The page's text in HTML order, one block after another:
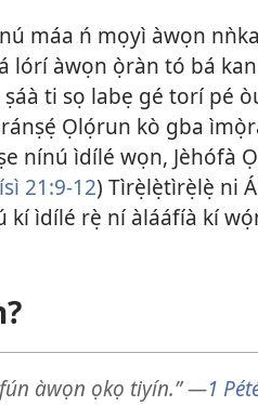
máa ń mọyì àwọn
lórí àwọn ọ̀ràn tó bá
ti sọ labẹ gé torí pé
Ọlọ́run kò gba
nínú ìdílé wọn, Jèhófà
21:9-12) Tìrẹ̀lẹ̀tìrẹ̀lẹ̀ ni
kí ìdílé rẹ̀ ní àlááfíà kí
àwọn ọkọ tiyín.” —1